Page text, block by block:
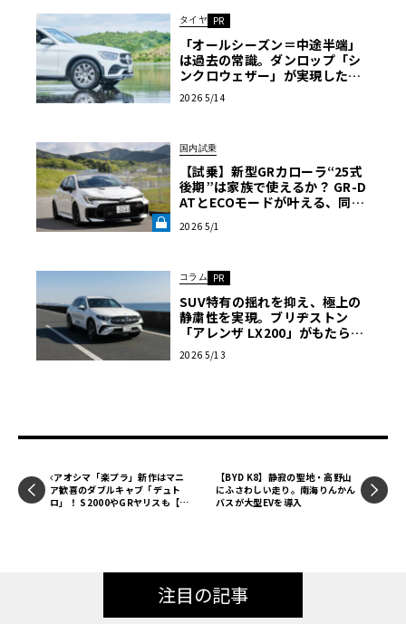
全高1580mmへと成長すると予想されている。キャビン内
に目を向けると、独立型のインフォテインメントディスプ
レイという基本レイアウトは継承されるものの、フルデジ
タルインストルメントクラスターと共にさらに大型化され
る見込みだ。また、最新世代のAIが搭載され、高度な音声
ざまな機能が利用可能になるという。
心臓部は直3から新開発「直4」へ。驚異の燃費33km/L
超えか
劇的な進化である。現行モデルに搭載されている1.5L直列3
気筒エンジンから、2024年に発表されたばかりの新開発
「1.5L直列4気筒エンジン」へとスイッチされる。この次世
代エンジンは、従来比で体積を10％削減し、全高も10％低
減されている。これによりボンネット高を下げることが可
ナップは最高出力130psを発揮する1.5L直列4気筒ガソリン
揮する1.5L直列4気筒ガソリンハイブリッドが予想される
が、特筆すべきはその燃費性能だ。ガソリンエンジン車は
上すると予想されている。
タイヤ PR
「オールシーズン＝中途半端」
は過去の常識。ダンロップ「シ
ンクロウェザー」が実現した夏
冬両立のメカニズム【2026 サマ
ータイヤ＆ホイール バイヤーズ
2026 5/14
国内試乗
【試乗】新型GRカローラ“25式
後期”は家族で使えるか？ GR-D
ATとECOモードが叶える、同乗
よさ《LE VOLANT LAB》
2026 5/1
コラム PR
SUV特有の揺れを抑え、極上の
静粛性を実現。ブリヂストン
「アレンザ LX200」がもたらす
至高の移動空間【2026 サマータ
イヤ＆ホイール バイヤーズガイ
2026 5/13
アオシマ「楽プラ」新作はマニ
ア歓喜のダブルキャブ「デュト
ロ」！ S2000やGRヤリスも【第
【BYD K8】静寂の聖地・高野山
にふさわしい走り。南海りんかん
バスが大型EVを導入
注目の記事